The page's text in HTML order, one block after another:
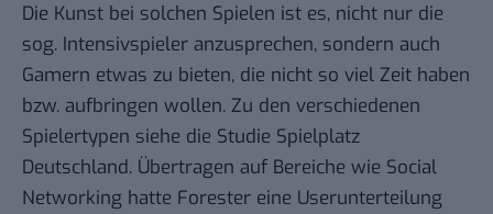
Die Kunst bei solchen Spielen ist es, nicht nur die
sog. Intensivspieler anzusprechen, sondern auch
Gamern etwas zu bieten, die nicht so viel Zeit haben
bzw. aufbringen wollen. Zu den verschiedenen
Spielertypen siehe die Studie Spielplatz
Deutschland. Übertragen auf Bereiche wie Social
Networking hatte Forester eine Userunterteilung